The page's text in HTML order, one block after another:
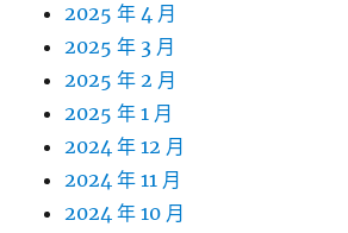
2025 年 4 月
2025 年 3 月
2025 年 2 月
2025 年 1 月
2024 年 12 月
2024 年 11 月
2024 年 10 月